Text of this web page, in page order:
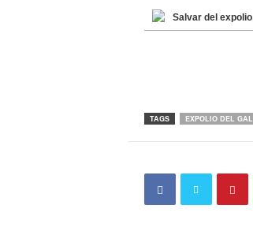
Salvar del
TAGS EXPOLIO DEL